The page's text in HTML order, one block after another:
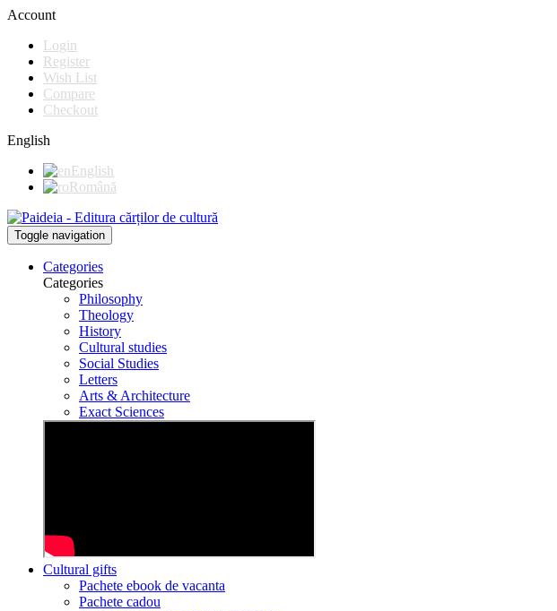
Account
Login
Register
Wish List
Compare
Checkout
English
English
Română
Toggle navigation
Categories
Categories
Philosophy
Theology
History
Cultural studies
Social Studies
Letters
Arts & Architecture
Exact Sciences
Cultural gifts
Pachete ebook de vacanta
Pachete cadou